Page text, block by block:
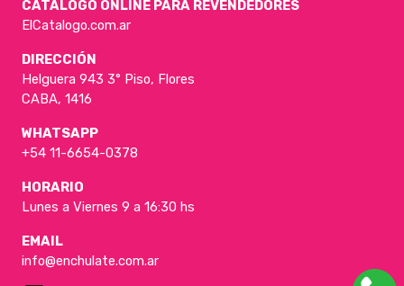
CATÁLOGO ONLINE PARA REVENDEDORES
ElCatalogo.com.ar
DIRECCIÓN
Helguera 943 3° Piso, Flores
CABA, 1416
WHATSAPP
+54 11-6654-0378
HORARIO
Lunes a Viernes 9 a 16:30 hs
EMAIL
info@enchulate.com.ar